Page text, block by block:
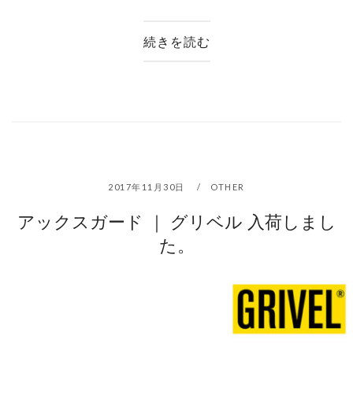
続きを読む
2017年11月30日 OTHER
アックスガード ｜ グリベル 入荷しまし
た。